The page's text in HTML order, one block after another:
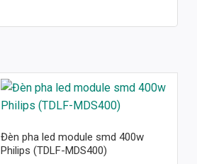
Đèn pha led module smd 400w
Philips (TDLF-MDS400)